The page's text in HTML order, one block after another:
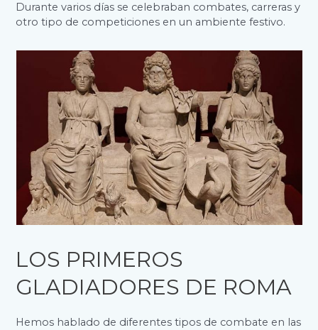
Durante varios días se celebraban combates, carreras y
otro tipo de competiciones en un ambiente festivo.
LOS PRIMEROS
GLADIADORES DE ROMA
Hemos hablado de diferentes tipos de combate en las